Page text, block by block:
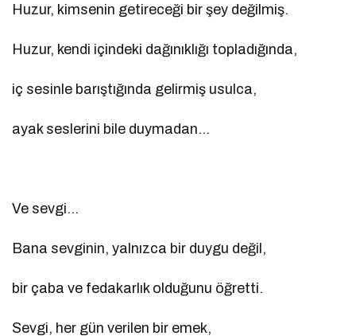
Huzur, kimsenin getireceği bir şey değilmiş.
Huzur, kendi içindeki dağınıklığı topladığında,
iç sesinle barıştığında gelirmiş usulca,
ayak seslerini bile duymadan…
Ve sevgi…
Bana sevginin, yalnızca bir duygu değil,
bir çaba ve fedakarlık olduğunu öğretti.
Sevgi, her gün verilen bir emek,